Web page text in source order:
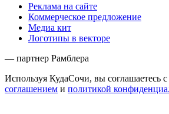
Реклама на сайте
Коммерческое предложение
Медиа кит
Логотипы в векторе
— партнер Рамблера
Используя КудаСочи, вы соглашаетесь с
соглашением и политикой